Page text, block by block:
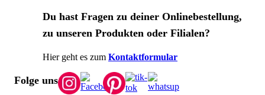
Du hast Fragen zu deiner Onlinebestellung,
zu unseren Produkten oder Filialen?
Hier geht es zum Kontaktformular
Folge uns